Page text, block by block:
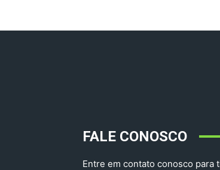
FALE CONOSCO
Entre em contato conosco para